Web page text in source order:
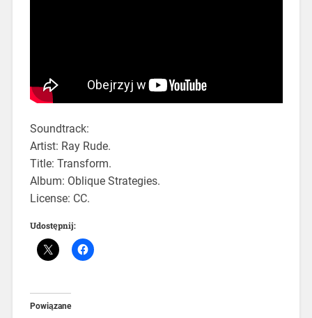
Soundtrack:
Artist: ‎Ray Rude.
Title: Transform.
Album: Oblique Strategies.
License: CC.
Udostępnij:
Powiązane